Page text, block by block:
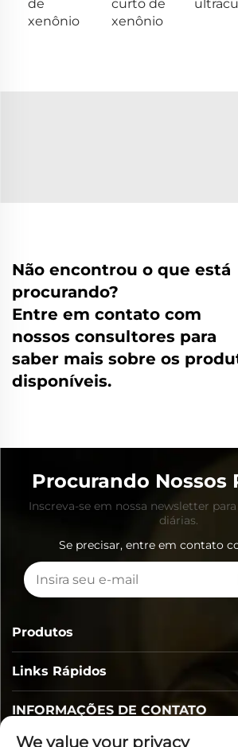
de
xenônio
curto de
xenônio
Não encontrou o que está
procurando?
Entre em contato com
nossos consultores para
saber mais sobre os
disponíveis.
Procurando Nossos
Inscreva-se em nossa newsletter
diárias.
Se precisar, entre em contato
Links Rápidos
Produtos
INFORMAÇÕES DE CONTATO
We value your privacy